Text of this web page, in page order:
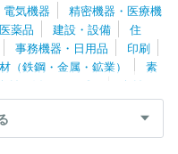
Ｒ リンナイ株式会社
兼
大同特殊鋼株式会社
株式会
会社 株式会社パロマ
愛
日本原燃株式会社
株式会社
株式会社
電気機器
精密機器・医療機
医薬品 建設・設備
住
事務機器・日用品
印刷
（鉄鋼・金属・鉱業）
素
素材（紙・パルプ）
素材
料 その他